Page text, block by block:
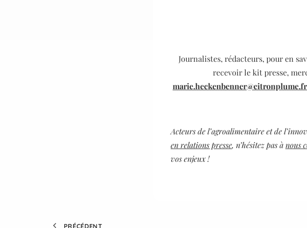
Journalistes, rédacteurs, pour en
recevoir le kit presse,
marie.heckenbenner@citronplume.fr
Acteurs de l’agroalimentaire et de
en relations presse, n’hésitez pas ànous
vos enjeux !
PRÉCÉDENT